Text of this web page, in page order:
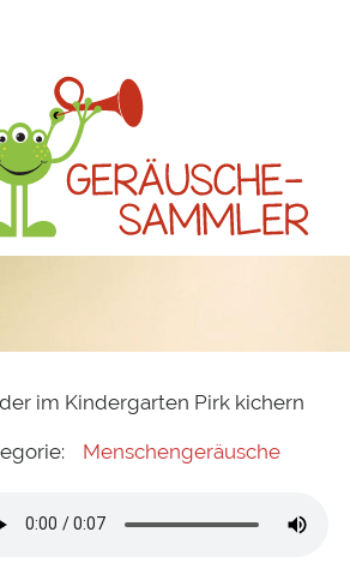
im Kindergarten Pirk kichern
Menschengeräusche